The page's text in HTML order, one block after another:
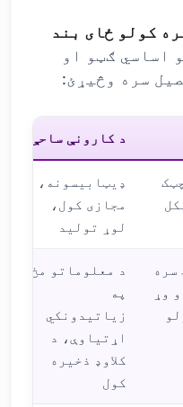
کولو ځای بند
اساسي ګټو او
سره وڅیړئ:
د کارونې ساحې
ډیټابیسونه،
مجازی کول،
لوړ تولید
سره
وړ
د معلوماتو مخ
په
زیاتیدونکي
اړتیاوې، د
کلاوډ ذخیره
کول